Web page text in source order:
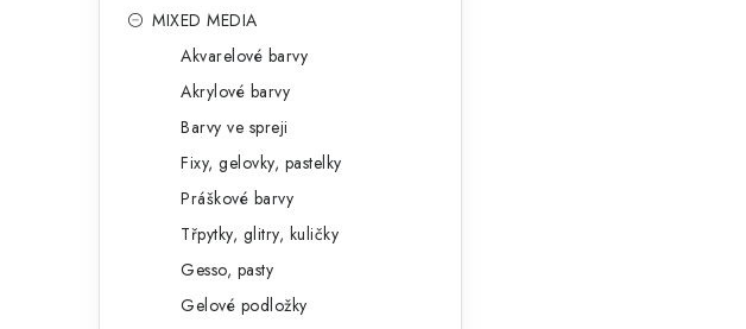
MIXED MEDIA
Akvarelové barvy
Akrylové barvy
Barvy ve spreji
Fixy, gelovky, pastelky
Práškové barvy
Třpytky, glitry, kuličky
Gesso, pasty
Gelové podložky